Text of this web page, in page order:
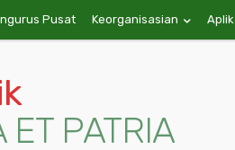
Pusat Keorganisasian
ET PATRIA